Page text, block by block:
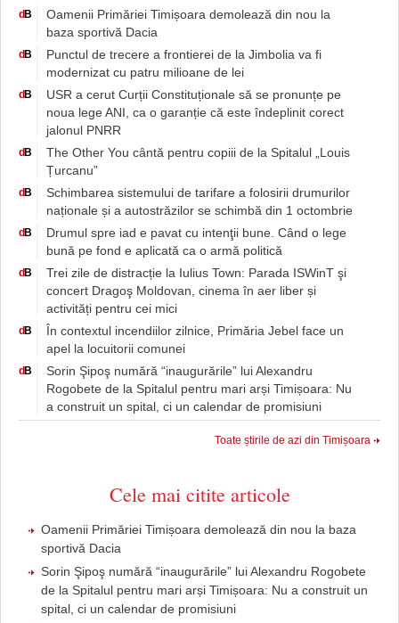
dB
Oamenii Primăriei Timișoara demolează din nou la
baza sportivă Dacia
dB
Punctul de trecere a frontierei de la Jimbolia va fi
modernizat cu patru milioane de lei
dB
USR a cerut Curții Constituționale să se pronunțe pe
noua lege ANI, ca o garanție că este îndeplinit corect
jalonul PNRR
dB
The Other You cântă pentru copiii de la Spitalul „Louis
Țurcanu”
dB
Schimbarea sistemului de tarifare a folosirii drumurilor
naționale și a autostrăzilor se schimbă din 1 octombrie
dB
Drumul spre iad e pavat cu intenţii bune. Când o lege
bună pe fond e aplicată ca o armă politică
dB
Trei zile de distracție la Iulius Town: Parada ISWinT şi
concert Dragoş Moldovan, cinema în aer liber și
activități pentru cei mici
dB
În contextul incendiilor zilnice, Primăria Jebel face un
apel la locuitorii comunei
dB
Sorin Şipoş numără “inaugurările” lui Alexandru
Rogobete de la Spitalul pentru mari arși Timișoara: Nu
a construit un spital, ci un calendar de promisiuni
Toate știrile de azi din Timișoara
Cele mai citite articole
Oamenii Primăriei Timișoara demolează din nou la baza
sportivă Dacia
Sorin Şipoş numără “inaugurările” lui Alexandru Rogobete
de la Spitalul pentru mari arși Timișoara: Nu a construit un
spital, ci un calendar de promisiuni